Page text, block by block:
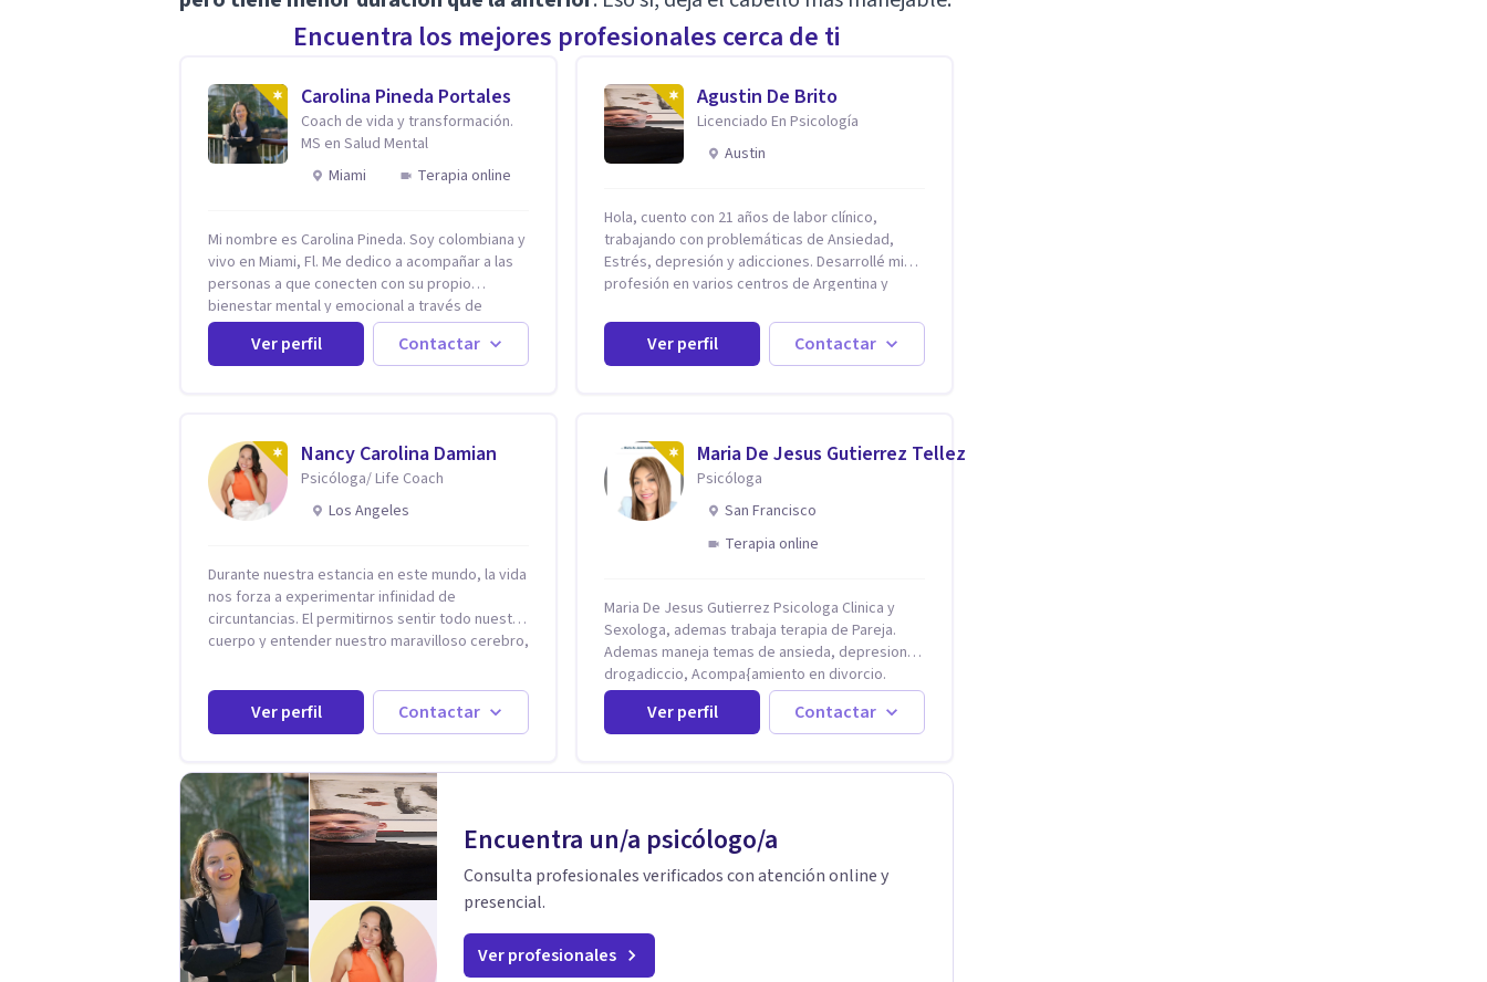
Encuentra los mejores profesionales cerca de ti
Carolina Pineda Portales
Coach de vida y transformación.
MS en Salud Mental
Miami
Terapia online
Mi nombre es Carolina Pineda. Soy colombiana y
vivo en Miami, Fl. Me dedico a acompañar a las
personas a que conecten con su propio
bienestar mental y emocional a través de
verdades universales para que de esta manera
nos permitamos navegar por la vida con
facilidad, paz y gozo. Todo se encuentra en
mental es lo que necesitamos, todos.
Empecemos por aqui.
Ver perfil Contactar
Agustin De Brito
Licenciado En Psicología
Austin
Hola, cuento con 21 años de labor clínico,
trabajando con problemáticas de Ansiedad,
Estrés, depresión y adicciones. Desarrollé mi
profesión en varios centros de Argentina y
práctica privada. Utilizo terapias cognitivas
conductuales basadas en evidencia científica
con comprobados resultados. Los objetivos
permitan desarrollar nuevas habilidades y
estrategias basadas en la salud y calidad de
vida.
Ver perfil Contactar
Nancy Carolina Damian
Psicóloga/ Life Coach
Los Angeles
Durante nuestra estancia en este mundo, la vida
nos forza a experimentar infinidad de
circuntancias. El permitirnos sentir todo nuestro
cuerpo y entender nuestro maravilloso cerebro,
eso que, Nancy Damian esta dispuesta a
brindarte una mano amiga atravez de
herramientas fundamentales para crecer y
percibimos y manejamos nuestros diarios
sucesos es el detonator que nos lleva al
resultado de efectos impactantes que se nos
quedaran memorables. Ayudar a otros seres
humanos a disfrutar de la hermosa vida que hay,
es mi placer y deleite ya que ser FELIZ es
derecho de toda la GENTE.
Ver perfil Contactar
Maria De Jesus Gutierrez Tellez
Psicóloga
San Francisco
Terapia online
Maria De Jesus Gutierrez Psicologa Clinica y
Sexologa, ademas trabaja terapia de Pareja.
Ademas maneja temas de ansieda, depresion,
drogadiccio, Acompa{amiento en divorcio.
Maneja enfoque Cognitivo Conductual. Con 20
años de experiencia, constantemente
capacitandose en las diferntes areas de la
Ver perfil Contactar
Encuentra un/a psicólogo/a
Consulta profesionales verificados con atención online y
presencial.
Ver profesionales